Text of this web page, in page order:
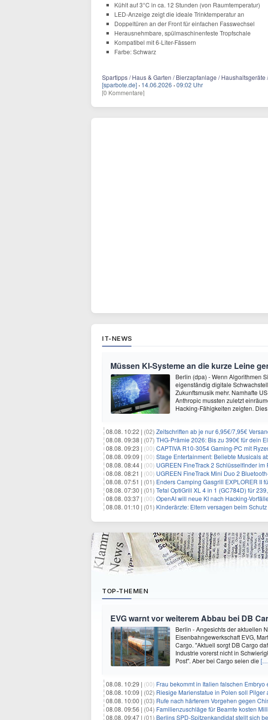
Kühlt auf 3°C in ca. 12 Stunden (von Raumtemperatur)
LED-Anzeige zeigt die ideale Trinktemperatur an
Doppeltüren an der Front für einfachen Fasswechsel
Herausnehmbare, spülmaschinenfeste Tropfschale
Kompatibel mit 6-Liter-Fässern
Farbe: Schwarz
Spartipps / Haus & Garten / Bierzapfanlage / Haushaltsgeräte
[sparbote.de] · 14.06.2026 ·09:02 Uhr
[0 Kommentare]
IT-NEWS
Müssen KI-Systeme an die kurze Leine
Berlin (dpa) - Wenn Algorithmen
eigenständig digitale
Zukunftsmusik mehr. Namhafte
Anthropic mussten zuletzt
Hacking-Fähigkeiten zeigten.
08.08. 10:22 | (02) Zeitschriften ab je nur 6,95€/7,95€
08.08. 09:38 | (07) THG-Prämie 2026: Bis zu 390€ für dein
08.08. 09:23 | (00) CAPTIVA R10-3054 Gaming-PC mit
08.08. 09:09 | (00) Stage Entertainment: Beliebte Musicals
08.08. 08:44 | (00) UGREEN FineTrack 2 Schlüsselfinder
08.08. 08:21 | (00) UGREEN FineTrack Mini Duo 2
08.08. 07:51 | (01) Enders Camping Gasgrill EXPLORER II
08.08. 07:30 | (01) Tefal OptiGrill XL 4 in 1 (GC784D) für
08.08. 03:37 | (00) OpenAI will neue KI nach Hacking-
08.08. 01:10 | (01) Kinderärzte: Eltern versagen beim
TOP-THEMEN
EVG warnt vor weiterem Abbau bei DB
Berlin - Angesichts der aktuellen
Eisenbahngewerkschaft EVG,
Cargo. "Aktuell sorgt DB Cargo
Industrie vorerst nicht in
Post". Aber bei Cargo seien die
08.08. 10:29 | (00) Frau bekommt in Italien falschen Embryo
08.08. 10:09 | (02) Riesige Marienstatue in Polen soll Pilger
08.08. 10:00 | (03) Rufe nach härterem Vorgehen gegen
08.08. 09:56 | (04) Familienzuschläge für Beamte kosten
08.08. 09:47 | (01) Berlins SPD-Spitzenkandidat stellt sich